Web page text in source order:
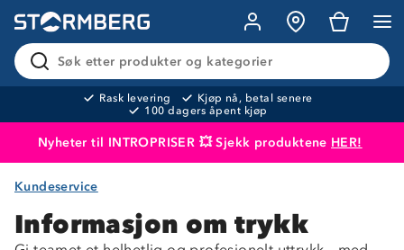
Søk etter produkter og kategorier
Rask levering
Kjøp nå, betal senere
100 dagers åpent kjøp
Nyheter til INTROPRISER 💥 Sjekk produktene HER!
Kundeservice
Informasjon om trykk